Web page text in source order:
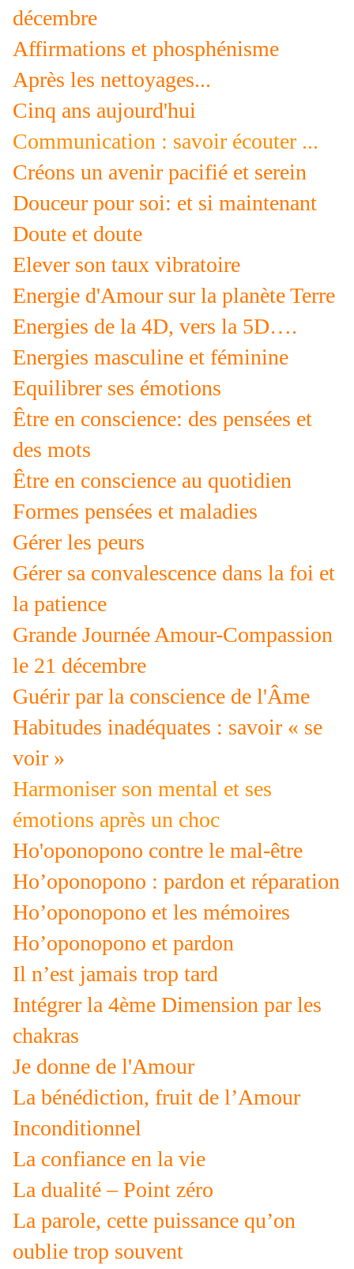
décembre
Affirmations et phosphénisme
Après les nettoyages...
Cinq ans aujourd'hui
Communication : savoir écouter ...
Créons un avenir pacifié et serein
Douceur pour soi: et si maintenant
Doute et doute
Elever son taux vibratoire
Energie d'Amour sur la planète Terre
Energies de la 4D, vers la 5D….
Energies masculine et féminine
Equilibrer ses émotions
Être en conscience: des pensées et
des mots
Être en conscience au quotidien
Formes pensées et maladies
Gérer les peurs
Gérer sa convalescence dans la foi et
la patience
Grande Journée Amour-Compassion
le 21 décembre
Guérir par la conscience de l'Âme
Habitudes inadéquates : savoir « se
voir »
Harmoniser son mental et ses
émotions après un choc
Ho'oponopono contre le mal-être
Ho’oponopono : pardon et réparation
Ho’oponopono et les mémoires
Ho’oponopono et pardon
Il n’est jamais trop tard
Intégrer la 4ème Dimension par les
chakras
Je donne de l'Amour
La bénédiction, fruit de l’Amour
Inconditionnel
La confiance en la vie
La dualité – Point zéro
La parole, cette puissance qu’on
oublie trop souvent